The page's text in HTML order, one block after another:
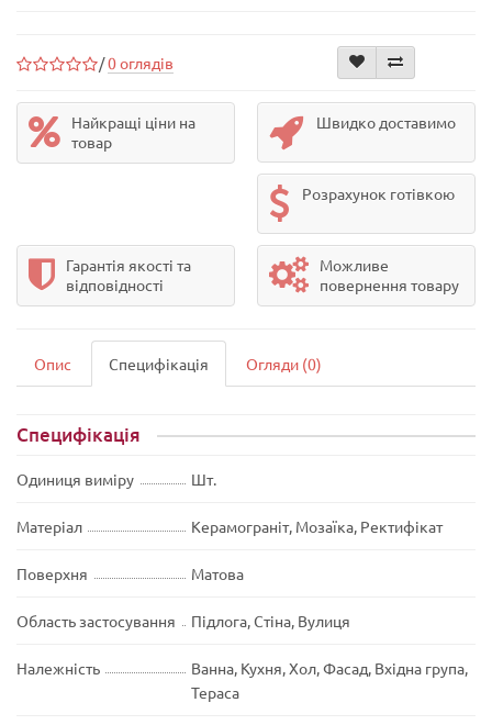
/0 оглядів
Найкращі ціни на
товар
Швидко доставимо
Розрахунок готівкою
Гарантія якості та
відповідності
Можливе
повернення товару
Опис Специфікація Огляди (0)
Специфікація
Одиниця виміру Шт.
Матеріал Керамограніт, Мозаїка, Ректифікат
Поверхня Матова
Область застосування Підлога, Стіна, Вулиця
Належність
Ванна, Кухня, Хол, Фасад, Вхідна група,
Тераса